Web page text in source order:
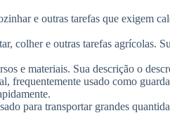
e outras tarefas que exigem
colher e outras tarefas agrícolas.
e materiais. Sua descrição o
frequentemente usado como
para transportar grandes